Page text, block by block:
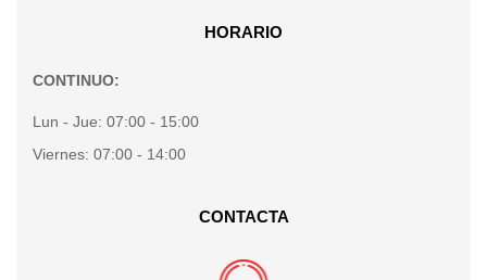
HORARIO
CONTINUO:
Lun - Jue: 07:00 - 15:00
Viernes: 07:00 - 14:00
CONTACTA